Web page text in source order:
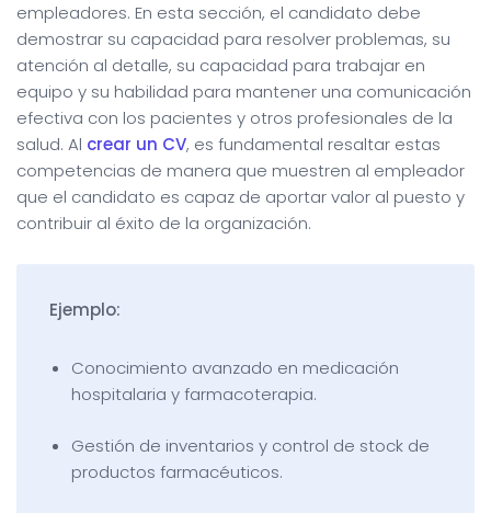
empleadores. En esta sección, el candidato debe
demostrar su capacidad para resolver problemas, su
atención al detalle, su capacidad para trabajar en
equipo y su habilidad para mantener una comunicación
efectiva con los pacientes y otros profesionales de la
salud. Al crear un CV, es fundamental resaltar estas
competencias de manera que muestren al empleador
que el candidato es capaz de aportar valor al puesto y
contribuir al éxito de la organización.
Ejemplo:
Conocimiento avanzado en medicación
hospitalaria y farmacoterapia.
Gestión de inventarios y control de stock de
productos farmacéuticos.